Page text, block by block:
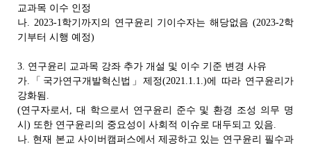
교과목 이수 인정
나. 2023-1학기까지의 연구윤리 기이수자는 해당없음 (2023-2학
기부터 시행 예정)
3. 연구윤리 교과목 강좌 추가 개설 및 이수 기준 변경 사유
가.「국가연구개발혁신법」제정(2021.1.1.)에 따라 연구윤리가
강화됨.
(연구자로서, 대 학으로서 연구윤리 준수 및 환경 조성 의무 명
시) 또한 연구윤리의 중요성이 사회적 이슈로 대두되고 있음.
나. 현재 본교 사이버캠퍼스에서 제공하고 있는 연구윤리 필수과